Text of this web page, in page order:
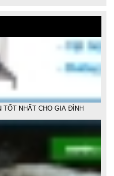
NHẤT CHO GIA ĐÌNH